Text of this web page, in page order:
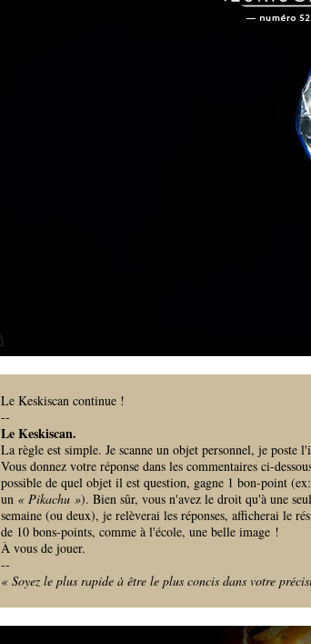
Le Keskiscan continue !
--
Le Keskiscan.
La règle est simple. Je scanne un objet personnel, je
Vous donnez votre réponse dans les commentaires ci-
possible de quel objet il est question, gagne 1 bon-point
un « Pikachu »). Bien sûr, vous n'avez le droit qu'à une
semaine (ou deux), je relèverai les réponses, afficherai le
de 10 bons-points, comme à l'école, une belle image !
À vous de jouer.
--
« Soyez le plus rapide à être le plus concis dans votre